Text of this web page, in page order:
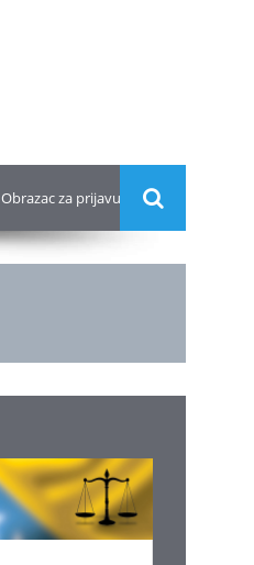
Obrazac za prijavu